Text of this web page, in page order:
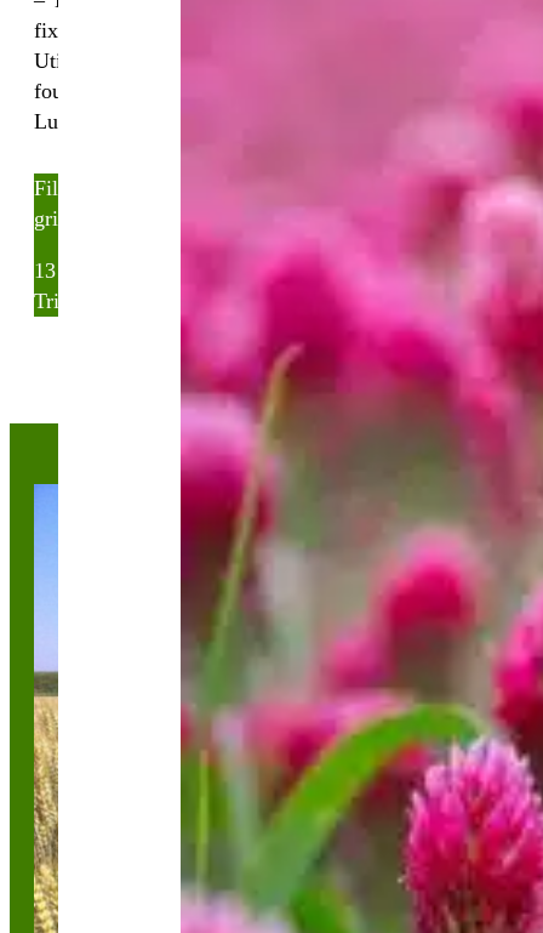
fixer l’azote atmosphérique grâce à leur
Utilisées dans les mélanges annuels ou pluri-annuels
fourrage vert, pâturage et ensilage. Sélection de
Lupins et Féveroles Bio.
Filter
grid button
13 résultats affichés
Trier par